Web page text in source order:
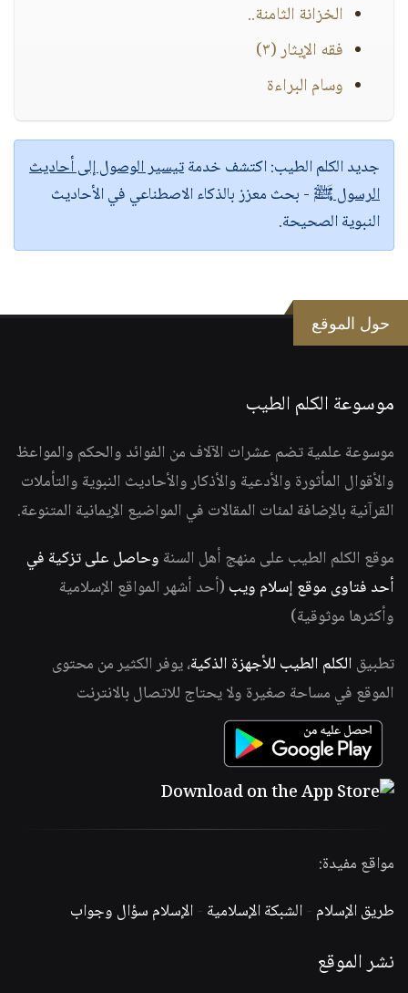
الخزانة الثامنة..
فقه الإيثار (٣)
وسام البراءة
جديد الكلم الطيب:اكتشف خدمةتيسير الوصول إلى أحاديث
الرسول ﷺ - بحث معزز بالذكاء الاصطناعي في الأحاديث
النبوية الصحيحة.
حول الموقع
موسوعة الكلم الطيب
موسوعة علمية تضم عشرات الآلاف من الفوائد والحكم والمواعظ
والأقوال المأثورة والأدعية والأذكار والأحاديث النبوية والتأملات
القرآنية بالإضافة لمئات المقالات في المواضيع الإيمانية المتنوعة.
موقع الكلم الطيب على منهج أهل السنة وحاصل على تزكية في
أحد فتاوى موقع إسلام ويب (أحد أشهر المواقع الإسلامية
وأكثرها موثوقية)
تطبيق الكلم الطيب للأجهزة الذكية، يوفر الكثير من محتوى
الموقع في مساحة صغيرة ولا يحتاج للاتصال بالانترنت
مواقع مفيدة:
طريق الإسلام -الشبكة الإسلامية -الإسلام سؤال وجواب
نشر الموقع